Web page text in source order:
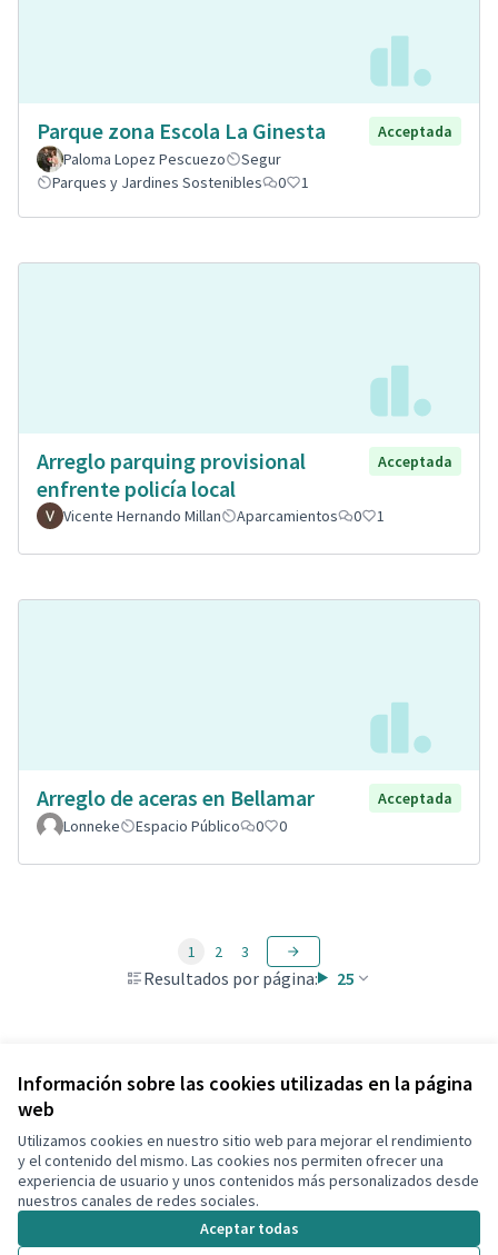
Información sobre las cookies utilizadas en la página
web
Utilizamos cookies en nuestro sitio web para mejorar el rendimiento
y el contenido del mismo. Las cookies nos permiten ofrecer una
experiencia de usuario y unos contenidos más personalizados desde
nuestros canales de redes sociales.
Aceptar todas
Parque zona Escola La Ginesta
Acceptada
Paloma Lopez Pescuezo
Segur
Parques y Jardines Sostenibles
0 1
Arreglo parquing provisional
enfrente policía local
Acceptada
Vicente Hernando Millan Aparcamientos 0 1
Arreglo de aceras en Bellamar
Acceptada
Lonneke
Espacio Público 0 0
Resultados por página: 25
1 2 3
Ver todas las propuestas retiradas
Términos y condiciones de uso
Configuración de cookies
Decidim Calafell en X
(Enlace externo)
Decidim Calafell en Facebook
Decidim Calafell en YouTube
Decidim Calafell en GitHub
(Enlace externo)